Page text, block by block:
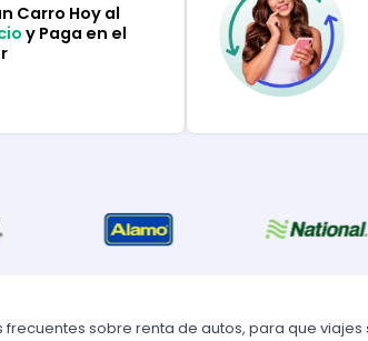
Carro Hoy al
y Paga en el
frecuentes sobre renta de autos, para que